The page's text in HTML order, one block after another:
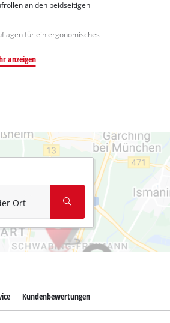
an den beidseitigen
für ein ergonomisches
anzeigen
Ort
Kundenbewertungen